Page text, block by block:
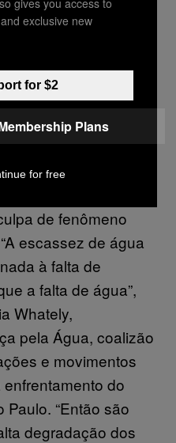
com a de
por
dizem
de fenômeno
escassez de água
à falta de
a falta de água”,
Whately,
pela Água, coalizão
e movimentos
do
“Então são
degradação dos
exclusive new
for $2
Plans
for free